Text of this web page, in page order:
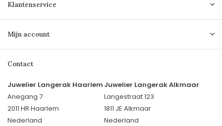
Klantenservice
Mijn account
Contact
Juwelier Langerak Haarlem
Anegang 7
2011 HR Haarlem
Nederland
Juwelier Langerak Alkmaar
Langestraat 123
1811 JE Alkmaar
Nederland